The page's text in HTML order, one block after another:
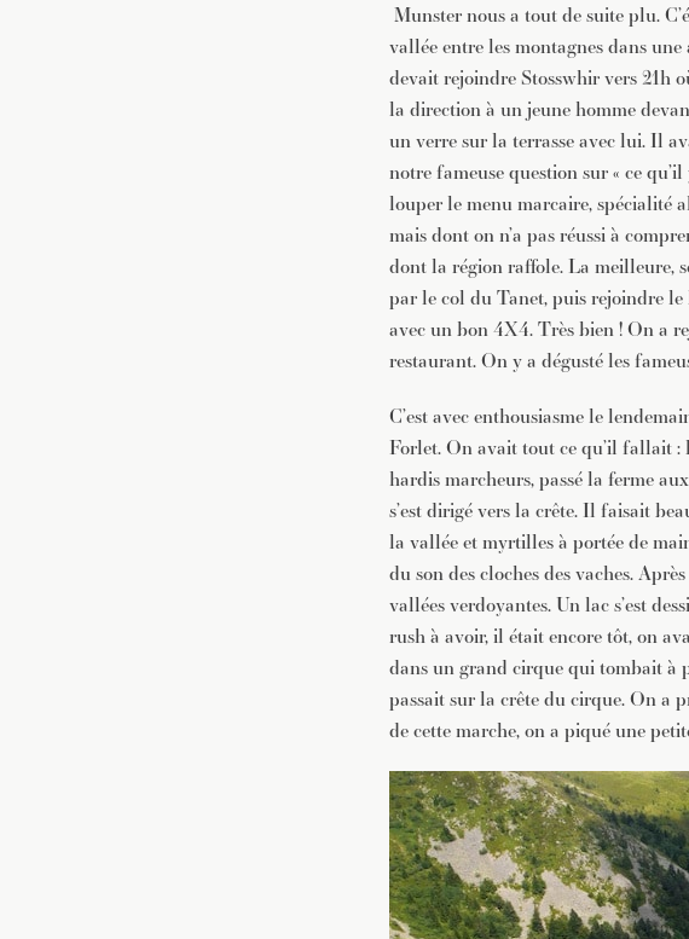
Munster nous a tout de suite plu.
vallée entre les montagnes dans
devait rejoindre Stosswhir vers 21h
la direction à un jeune homme
un verre sur la terrasse avec lui. Il
notre fameuse question sur « ce
louper le menu marcaire, spécialité
mais dont on n’a pas réussi à
dont la région raffole. La meilleure,
par le col du Tanet, puis rejoindre
avec un bon 4X4. Très bien ! On a
restaurant. On y a dégusté les
C’est avec enthousiasme le
Forlet. On avait tout ce qu’il fallait :
hardis marcheurs, passé la ferme
s’est dirigé vers la crête. Il faisait
la vallée et myrtilles à portée de
du son des cloches des vaches.
vallées verdoyantes. Un lac s’est
rush à avoir, il était encore tôt, on
dans un grand cirque qui tombait à
passait sur la crête du cirque. On a
de cette marche, on a piqué une